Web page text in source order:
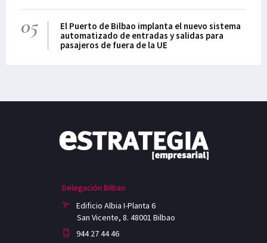
05
El Puerto de Bilbao implanta el nuevo sistema
automatizado de entradas y salidas para
pasajeros de fuera de la UE
Delegación Bilbao
Edificio Albia I-Planta 6
San Vicente, 8. 48001 Bilbao
944 27 44 46